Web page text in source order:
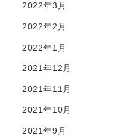
2022年3月
2022年2月
2022年1月
2021年12月
2021年11月
2021年10月
2021年9月